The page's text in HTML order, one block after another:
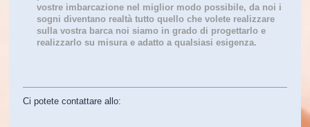
vostre imbarcazione nel miglior modo possibile, da noi i
sogni diventano realtà tutto quello che volete realizzare
sulla vostra barca noi siamo in grado di progettarlo e
realizzarlo su misura e adatto a qualsiasi esigenza.
Ci potete contattare allo: